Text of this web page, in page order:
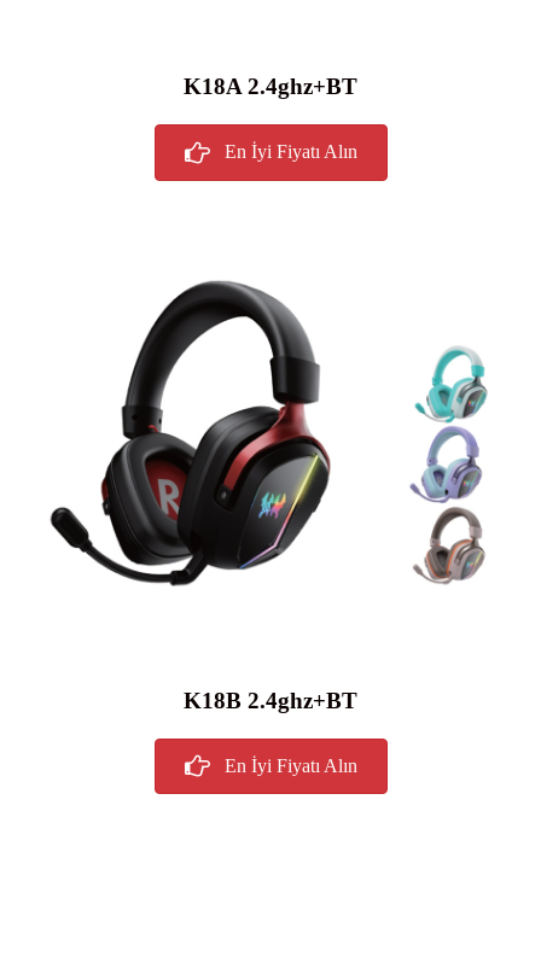
K18A 2.4ghz+BT
En İyi Fiyatı Alın
K18B 2.4ghz+BT
En İyi Fiyatı Alın